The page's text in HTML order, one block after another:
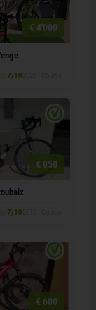
€ 4'000
7/10
€ 950
7/10
€ 600